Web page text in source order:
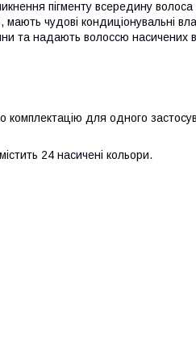
пігменту всередину
чудові кондиціонувальні
та надають волоссю насичених
комплектацію для одного
24 насичені кольори.